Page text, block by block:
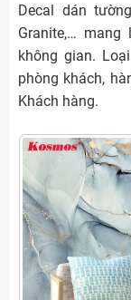
Decal dán
Granite,…
không gian.
phòng khách,
Khách hàng.